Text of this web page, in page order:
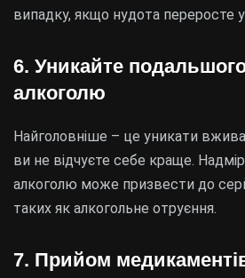
випадку, якщо нудота переросте
6. Уникайте
алкоголю
Найголовніше – це уникати
ви не відчуєте себе краще.
алкоголю може призвести до
таких як алкогольне отруєння.
7. Прийом